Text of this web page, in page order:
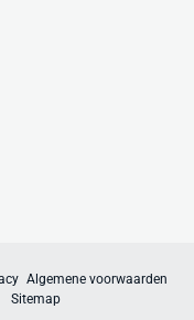
Algemene voorwaarden
Sitemap